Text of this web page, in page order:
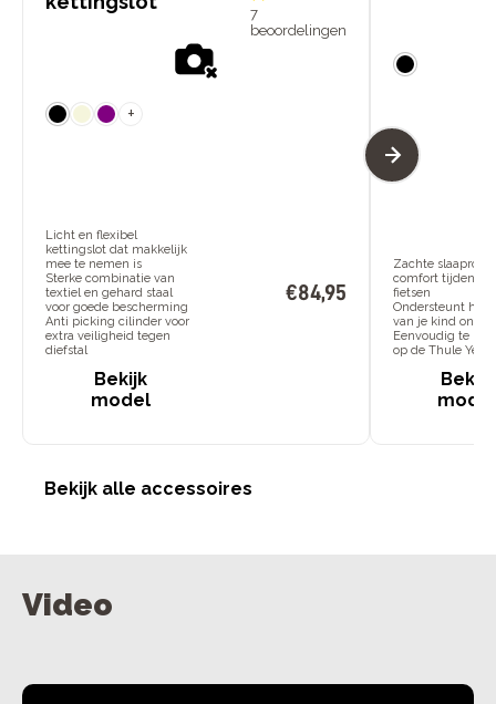
7
beoordelingen
+
Licht en flexibel
kettingslot dat makkelijk
mee te nemen is
Sterke combinatie van
textiel en gehard staal
voor goede bescherming
Anti picking cilinder voor
extra veiligheid tegen
diefstal
€84,95
Bekijk
model
Zachte slaaprol
comfort tijdens
fietsen
Ondersteunt het
van je kind
Eenvoudig te
op de Thule
Bekijk
Bekijk alle accessoires
Video